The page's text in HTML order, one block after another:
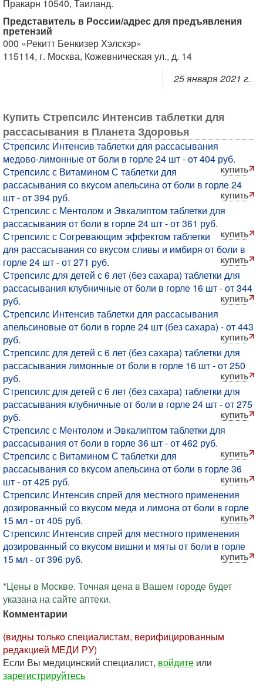
Пракарн 10540, Таиланд.
Представитель в России/адрес для предъявления
претензий
000 «Рекитт Бенкизер Хэлскэр»
115114, г. Москва, Кожевническая ул., д. 14
25 января 2021 г.
Купить Стрепсилс Интенсив таблетки для
рассасывания в Планета Здоровья
Стрепсилс Интенсив таблетки для рассасывания
медово-лимонные от боли в горле 24 шт - от 404 руб.
Стрепсилс с Витамином С таблетки для
рассасывания со вкусом апельсина от боли в горле 24
шт - от 394 руб.
Стрепсилс с Ментолом и Эвкалиптом таблетки для
рассасывания от боли в горле 24 шт - от 361 руб.
Стрепсилс с Согревающим эффектом таблетки
для рассасывания со вкусом сливы и имбиря от боли в
горле 24 шт - от 271 руб.
Стрепсилс для детей с 6 лет (без сахара) таблетки для
рассасывания клубничные от боли в горле 16 шт - от 344
руб.
Стрепсилс Интенсив таблетки для рассасывания
апельсиновые от боли в горле 24 шт (без сахара) - от 443
руб.
Стрепсилс для детей с 6 лет (без сахара) таблетки для
рассасывания лимонные от боли в горле 16 шт - от 250
руб.
Стрепсилс для детей с 6 лет (без сахара) таблетки для
рассасывания клубничные от боли в горле 24 шт - от 275
руб.
Стрепсилс с Ментолом и Эвкалиптом таблетки для
рассасывания от боли в горле 36 шт - от 462 руб.
Стрепсилс с Витамином С таблетки для
рассасывания со вкусом апельсина от боли в горле 36
шт - от 425 руб.
Стрепсилс Интенсив спрей для местного применения
дозированный со вкусом меда и лимона от боли в горле
15 мл - от 405 руб.
Стрепсилс Интенсив спрей для местного применения
дозированный со вкусом вишни и мяты от боли в горле
15 мл - от 396 руб.
*Цены в Москве. Точная цена в Вашем городе будет
указана на сайте аптеки.
Комментарии
(видны только специалистам, верифицированным
редакцией МЕДИ РУ)
Если Вы медицинский специалист, войдите или
зарегистрируйтесь